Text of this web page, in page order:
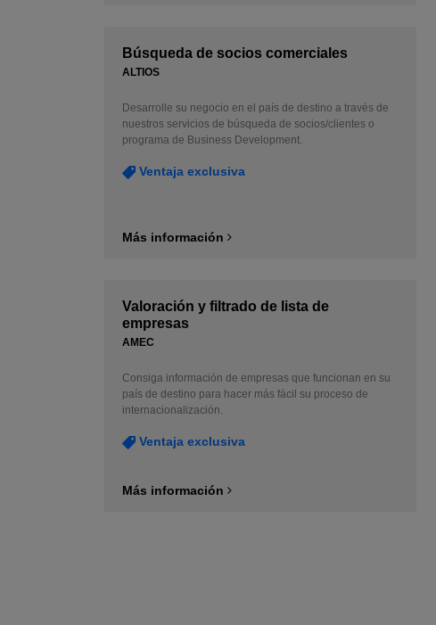
Búsqueda de socios comerciales
ALTIOS
Desarrolle su negocio en el país de destino a través de
nuestros servicios de búsqueda de socios/clientes o
programa de Business Development.
Ventaja exclusiva
Más información
Valoración y filtrado de lista de
empresas
AMEC
Consiga información de empresas que funcionan en su
país de destino para hacer más fácil su proceso de
internacionalización.
Ventaja exclusiva
Más información